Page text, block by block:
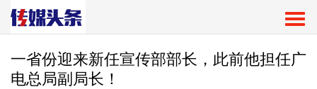
一省份迎来新任宣传部部长，此前他担任广
电总局副局长！